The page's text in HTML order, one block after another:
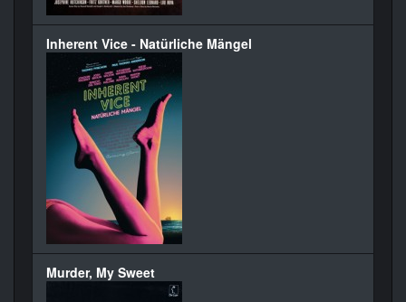
Inherent Vice - Natürliche Mängel
Murder, My Sweet